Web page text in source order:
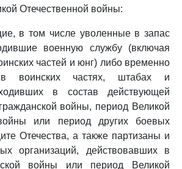
Отечественной войны:
в том числе уволенные в запас
военную службу (включая
частей и юнг) либо временно
в воинских частях, штабах и
в состав действующей
войны, период Великой
или период других боевых
Отечества, а также партизаны и
организаций, действовавших в
войны или период Великой